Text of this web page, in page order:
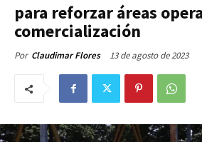
para reforzar áreas
comercialización
Por Claudimar Flores 13 de agosto de 2023